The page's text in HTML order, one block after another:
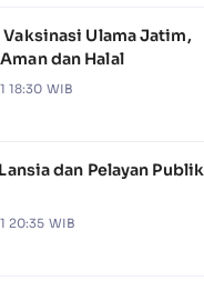
Ulama Jatim,
dan Halal
18:30 WIB
dan Pelayan Publik
20:35 WIB